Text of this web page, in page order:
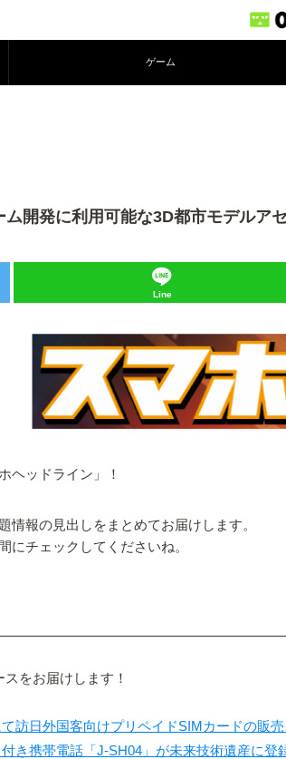
ゲーム
ム開発に利用可能な3D都市モデル
Line
ヘッドライン」！
情報の見出しをまとめてお届けします。
にチェックしてくださいね。
をお届けします！
訪日外国客向けプリペイドSIMカードの販
き携帯電話「J-SH04」が未来技術遺産に登